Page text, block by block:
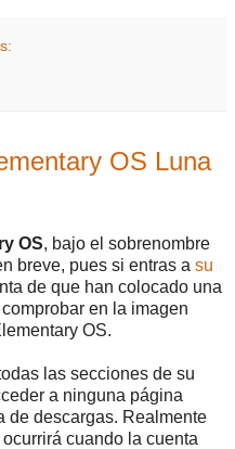
OS Luna
OS, bajo el sobrenombre
breve, pues si entras a su
de que han colocado una
en la imagen
OS.
las secciones de su
a ninguna página
de descargas. Realmente
cuando la cuenta